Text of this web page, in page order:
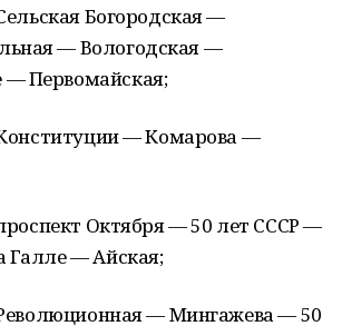
Богородская —
— Вологодская —
Первомайская;
— Комарова —
Октября — 50 лет СССР —
Галле — Айская;
— Мингажева — 50